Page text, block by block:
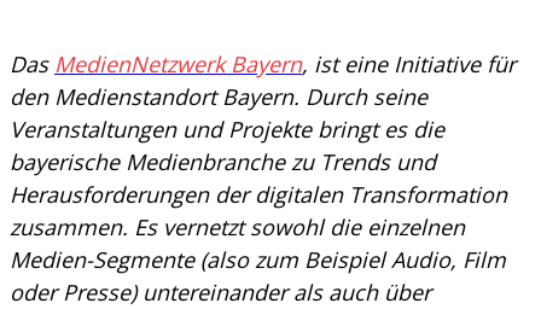
Das MedienNetzwerk Bayern, ist eine Initiative für
den Medienstandort Bayern. Durch seine
Veranstaltungen und Projekte bringt es die
bayerische Medienbranche zu Trends und
Herausforderungen der digitalen Transformation
zusammen. Es vernetzt sowohl die einzelnen
Medien-Segmente (also zum Beispiel Audio, Film
oder Presse) untereinander als auch über